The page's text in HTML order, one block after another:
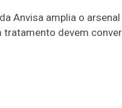
Anvisa amplia o
tratamento devem